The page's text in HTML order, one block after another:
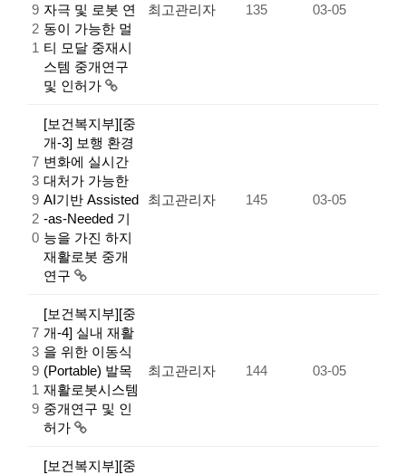
9
2
1
자극 및 로봇 연
동이 가능한 멀
티 모달 중재시
스템 중개연구
및 인허가
최고관리자 135 03-05
7
3
9
2
0
[보건복지부][중
개-3] 보행 환경
변화에 실시간
대처가 가능한
AI기반 Assisted
-as-Needed 기
능을 가진 하지
재활로봇 중개
연구
최고관리자 145 03-05
7
3
9
1
9
[보건복지부][중
개-4] 실내 재활
을 위한 이동식
(Portable) 발목
재활로봇시스템
중개연구 및 인
허가
최고관리자 144 03-05
[보건복지부][중